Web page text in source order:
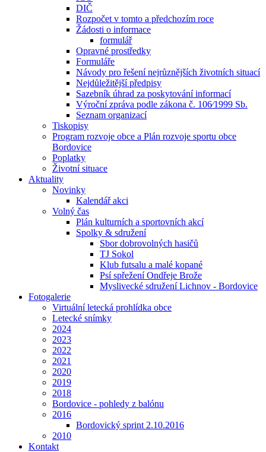
DIČ
Rozpočet v tomto a předchozím roce
Žádosti o informace
formulář
Opravné prostředky
Formuláře
Návody pro řešení nejrůznějších životních situací
Nejdůležitější předpisy
Sazebník úhrad za poskytování informací
Výroční zpráva podle zákona č. 106⁄1999 Sb.
Seznam organizací
Tiskopisy
Program rozvoje obce a Plán rozvoje sportu obce
Bordovice
Poplatky
Životní situace
Aktuality
Novinky
Kalendář akci
Volný čas
Plán kulturních a sportovních akcí
Spolky & sdružení
Sbor dobrovolných hasičů
TJ Sokol
Klub futsalu a malé kopané
Psí spřežení Ondřeje Brože
Myslivecké sdružení Lichnov - Bordovice
Fotogalerie
Virtuální letecká prohlídka obce
Letecké snímky
2024
2023
2022
2021
2020
2019
2018
Bordovice - pohledy z balónu
2016
Bordovický sprint 2.10.2016
2010
Kontakt